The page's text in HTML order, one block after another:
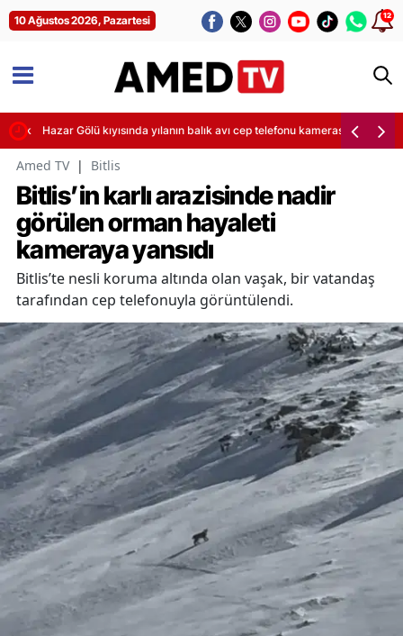
10 Ağustos 2026, Pazartesi 12
Hazar Gölü kıyısında yılanın balık avı cep telefonu kamerasına yansıdı
Amed TV | Bitlis
Bitlis’in karlı arazisinde nadir
görülen orman hayaleti
kameraya yansıdı
Bitlis’te nesli koruma altında olan vaşak, bir vatandaş
tarafından cep telefonuyla görüntülendi.